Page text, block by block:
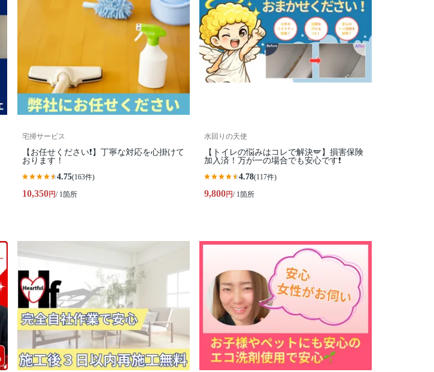
宅掃サービス
【お任せください❗️】丁寧な対応を心掛けて
おります！
4.75(163件)
10,350円/ 1箇所
水回りの天使
【トイレの悩みはコレで解決🪽】損害保険
加入済！万が一の場合でも安心です❗️
4.78(117件)
9,800円/ 1箇所